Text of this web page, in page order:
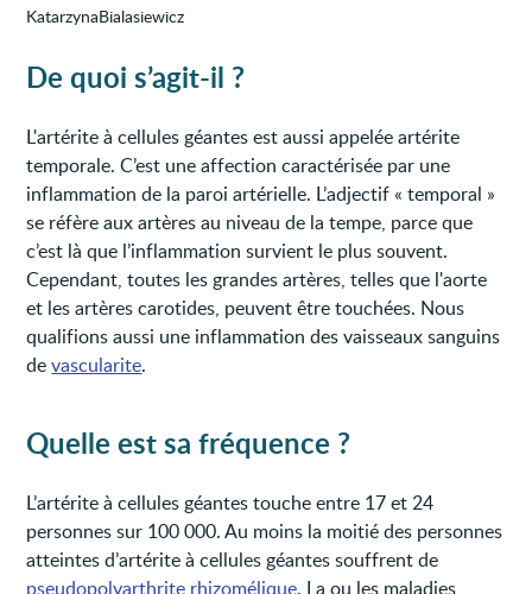
KatarzynaBialasiewicz
De quoi s’agit-il ?
L'artérite à cellules géantes est aussi appelée artérite
temporale. C’est une affection caractérisée par une
inflammation de la paroi artérielle. L’adjectif « temporal »
se réfère aux artères au niveau de la tempe, parce que
c’est là que l’inflammation survient le plus souvent.
Cependant, toutes les grandes artères, telles que l'aorte
et les artères carotides, peuvent être touchées. Nous
qualifions aussi une inflammation des vaisseaux sanguins
devascularite.
Quelle est sa fréquence ?
L’artérite à cellules géantes touche entre 17 et 24
personnes sur 100 000. Au moins la moitié des personnes
atteintes d’artérite à cellules géantes souffrent de
pseudopolyarthrite rhizomélique. La ou les maladies